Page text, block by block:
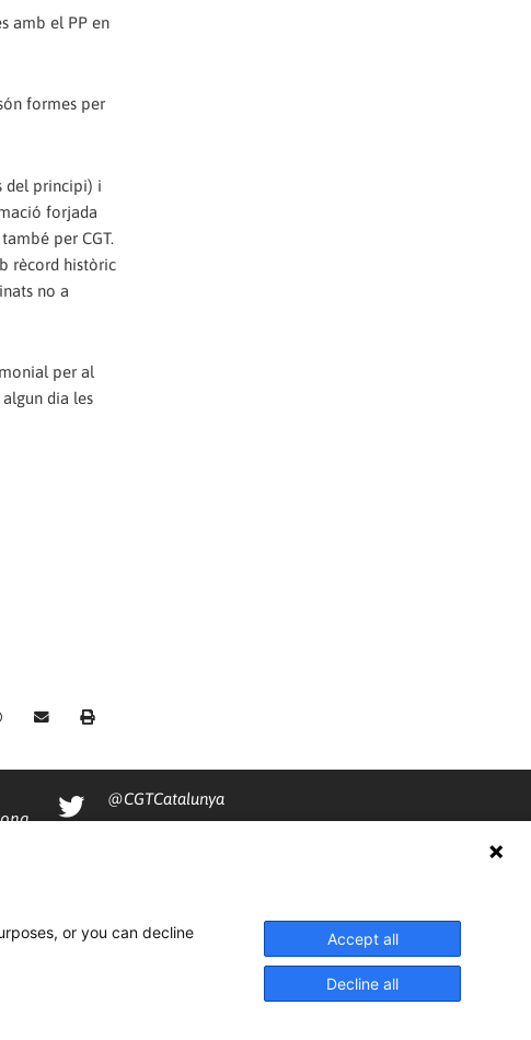
amb el PP en
formes per
del principi) i
forjada
per CGT.
rècord històric
no a
per al
algun dia les
@CGTCatalunya
or you can decline
Accept all
Decline all